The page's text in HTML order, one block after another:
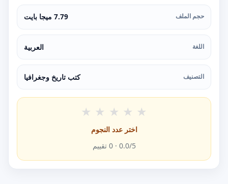
حجم الملف 7.79 ميجا بايت
اللغة العربية
التصنيف كتب تاريخ وجغرافيا
★ ★ ★ ★ ★
اختر عدد النجوم
0.0/5 ·
0 تقييم